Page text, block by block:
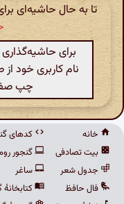
تا به حال حاشیه‌ای
برای حاشیه‌گذاری
نام کاربری خود
چپ
خانه
بیت تصادفی
جدول شعر
فال حافظ
کدهای
گنجور
ساغر
کتابخانهٔ